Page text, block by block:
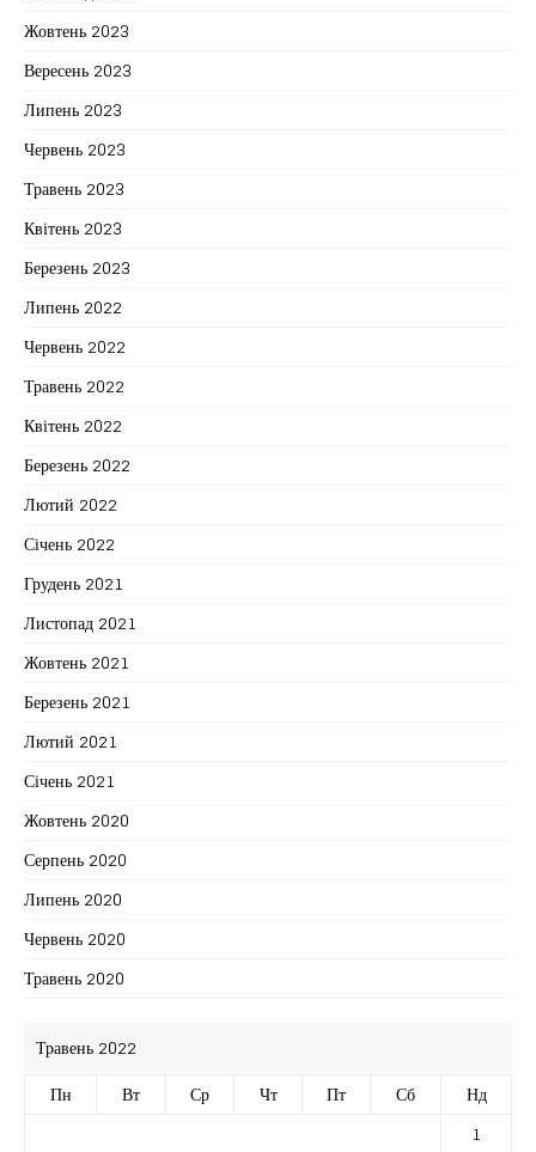
Жовтень 2023
Вересень 2023
Липень 2023
Червень 2023
Травень 2023
Квітень 2023
Березень 2023
Липень 2022
Червень 2022
Травень 2022
Квітень 2022
Березень 2022
Лютий 2022
Січень 2022
Грудень 2021
Листопад 2021
Жовтень 2021
Березень 2021
Лютий 2021
Січень 2021
Жовтень 2020
Серпень 2020
Липень 2020
Червень 2020
Травень 2020
Травень 2022
Пн
Вт Ср Чт Пт Сб
Нд
1